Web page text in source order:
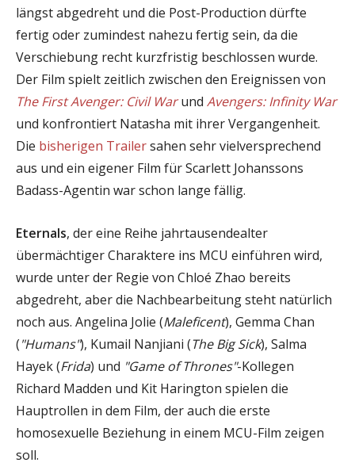
längst abgedreht und die Post-Production dürfte
fertig oder zumindest nahezu fertig sein, da die
Verschiebung recht kurzfristig beschlossen wurde.
Der Film spielt zeitlich zwischen den Ereignissen von
The First Avenger: Civil Warund Avengers: Infinity War
und konfrontiert Natasha mit ihrer Vergangenheit.
Die bisherigen Trailersahen sehr vielversprechend
aus und ein eigener Film für Scarlett Johanssons
Badass-Agentin war schon lange fällig.
Eternals, der eine Reihe jahrtausendealter
übermächtiger Charaktere ins MCU einführen wird,
wurde unter der Regie von Chloé Zhao bereits
abgedreht, aber die Nachbearbeitung steht natürlich
noch aus. Angelina Jolie (Maleficent), Gemma Chan
("Humans"), Kumail Nanjiani (The Big Sick), Salma
Hayek (Frida) und "Game of Thrones"-Kollegen
Richard Madden und Kit Harington spielen die
Hauptrollen in dem Film, der auch die erste
homosexuelle Beziehung in einem MCU-Film zeigen
soll.